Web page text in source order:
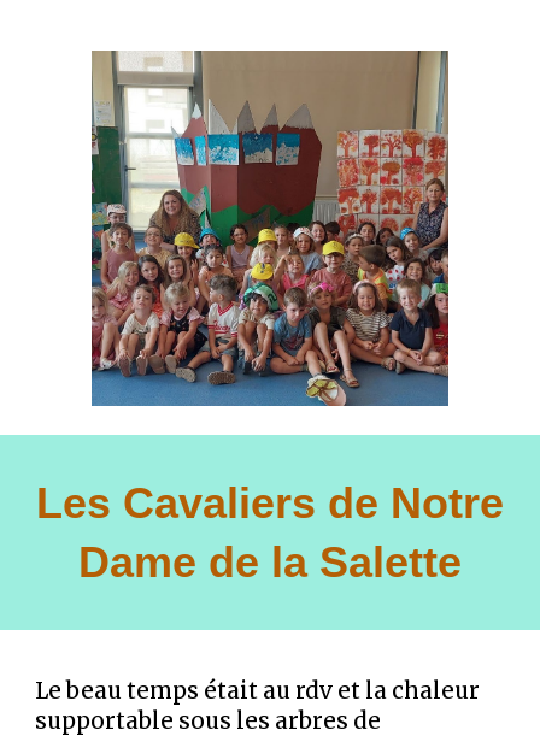
Les Cavaliers de Notre
Dame de la Salette
Le beau temps était au rdv et la chaleur
supportable sous les arbres de